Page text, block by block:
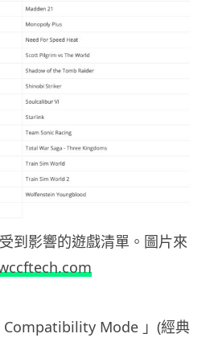
到影響的遊戲清單。圖片來
Compatibility Mode 」(經典